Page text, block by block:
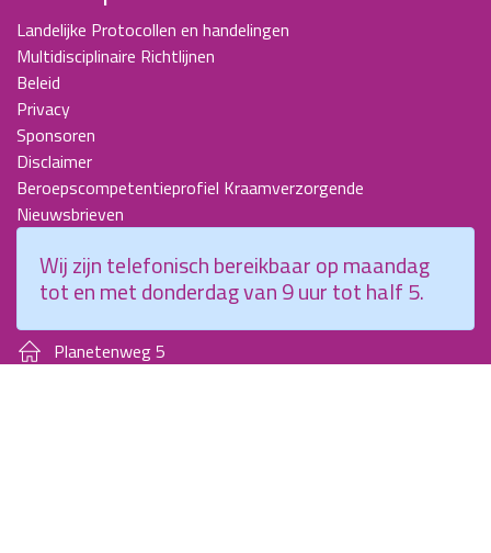
Landelijke Protocollen en handelingen
Multidisciplinaire Richtlijnen
Beleid
Privacy
Sponsoren
Disclaimer
Beroepscompetentieprofiel Kraamverzorgende
Nieuwsbrieven
Jaarverslagen
Contact
Planetenweg 5
Wij zijn telefonisch bereikbaar op maandag
tot en met donderdag van 9 uur tot half 5.